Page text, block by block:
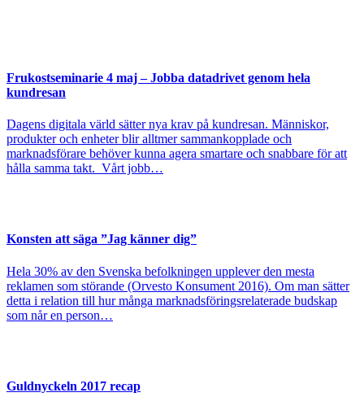
Frukostseminarie 4 maj – Jobba datadrivet genom hela
kundresan
Dagens digitala värld sätter nya krav på kundresan. Människor,
produkter och enheter blir alltmer sammankopplade och
marknadsförare behöver kunna agera smartare och snabbare för att
hålla samma takt. Vårt jobb…
Konsten att säga ”Jag känner dig”
Hela 30% av den Svenska befolkningen upplever den mesta
reklamen som störande (Orvesto Konsument 2016). Om man sätter
detta i relation till hur många marknadsföringsrelaterade budskap
som når en person…
Guldnyckeln 2017 recap